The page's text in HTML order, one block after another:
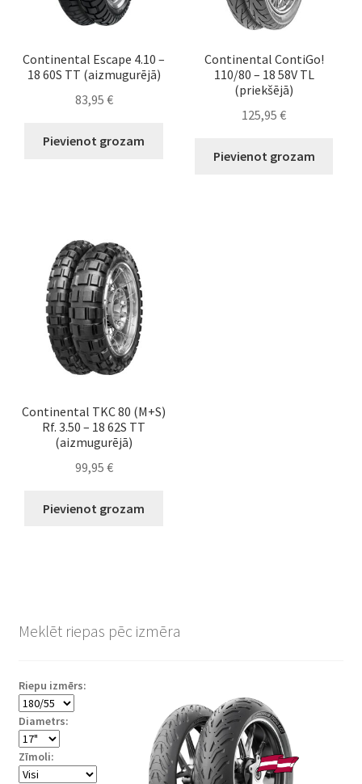
Continental Escape 4.10 –
18 60S TT (aizmugurējā)
83,95 €
Pievienot grozam
Continental ContiGo!
110/80 – 18 58V TL
(priekšējā)
125,95€
Pievienot grozam
Continental TKC 80 (M+S)
Rf. 3.50 – 18 62S TT
(aizmugurējā)
99,95 €
Pievienot grozam
Meklēt riepas pēc izmēra
Riepu izmērs:
Diametrs:
Zīmoli: